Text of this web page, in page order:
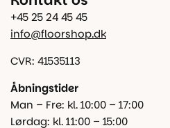
+45 25 24 45 45
info@floorshop.dk
CVR: 41535113
Åbningstider
Man – Fre: kl. 10:00 – 17:00
Lørdag: kl. 11:00 – 15:00